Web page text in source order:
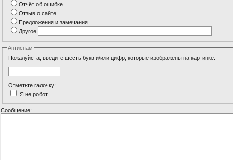
Отчёт об ошибке
Отзыв о сайте
Предложения и замечания
Другое
Антиспам
Пожалуйста, введите шесть букв и/или цифр, которые изображены на картинке.
Отметьте галочку:
Я не робот
Сообщение: